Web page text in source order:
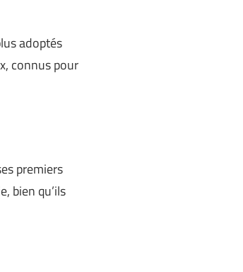
adoptés
connus pour
premiers
bien qu’ils